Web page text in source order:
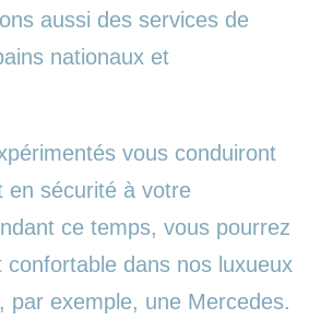
aussi des services de
nationaux et
vous conduiront
en sécurité à votre
ce temps, vous pourrez
confortable dans nos luxueux
par exemple, une Mercedes.